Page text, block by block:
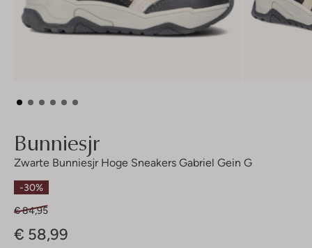
Bunniesjr
Zwarte Bunniesjr Hoge Sneakers Gabriel Gein G
-30%
€ 84,95
€ 58,99